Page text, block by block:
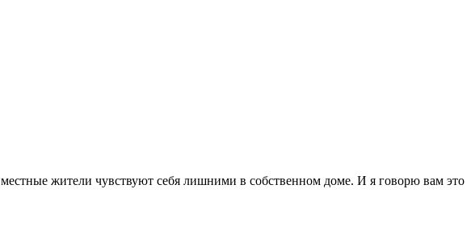
жители чувствуют себя лишними в собственном доме. И я говорю вам это